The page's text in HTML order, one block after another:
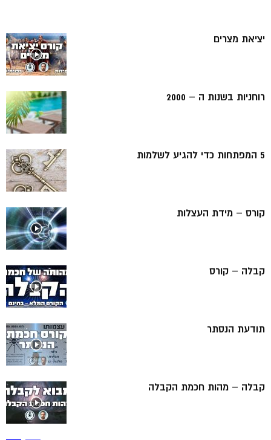
יציאת מצרים
רוחניות בשנות ה – 2000
5 המפתחות כדי להגיע לשלמות
קורס – מידת העצלות
קבלה – קורס
תודעת הנסתר
קבלה – מהות חכמת הקבלה